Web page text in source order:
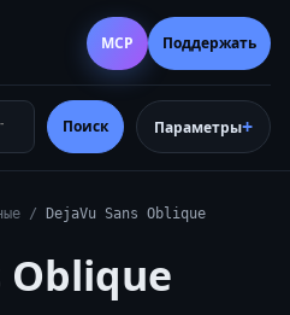
Поиск Параметры
MCP Поддержать
/ DejaVu Sans Oblique
Oblique